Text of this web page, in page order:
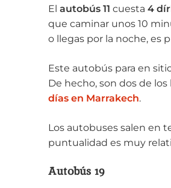
El autobús 11 cuesta 4
que caminar unos 10
o llegas por la noche, es
Este autobús para en
De hecho, son dos de
días en Marrakech.
Los autobuses salen en
puntualidad es muy
Autobús 19